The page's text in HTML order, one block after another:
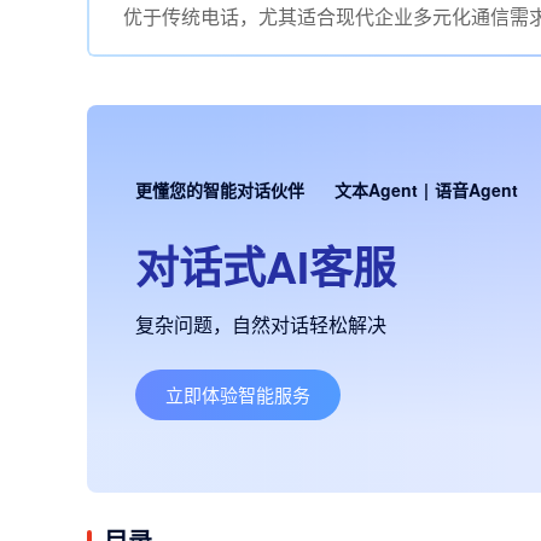
优于传统电话，尤其适合现代企业多元化通信需
更懂您的智能对话伙伴 文本Agent | 语音Agent
对话式AI客服
复杂问题，自然对话轻松解决
立即体验智能服务